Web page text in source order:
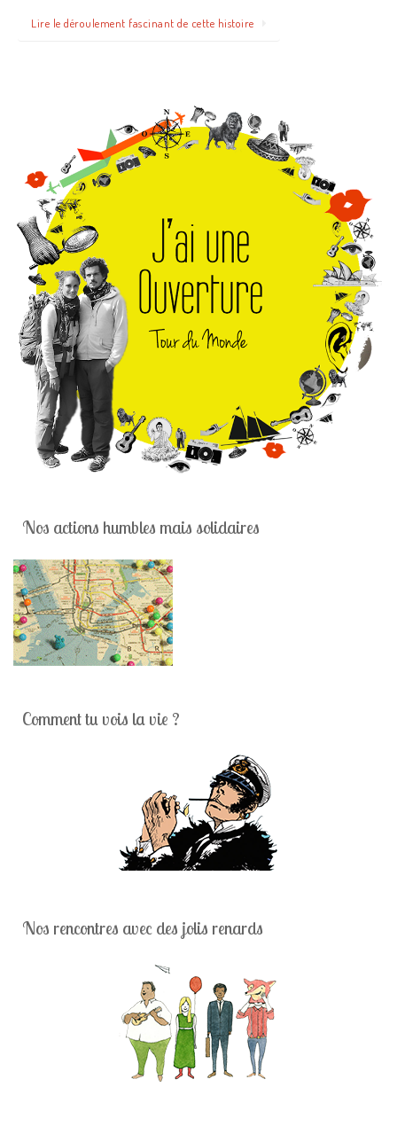
Lire le déroulement fascinant de cette histoire
Nos actions humbles mais solidaires
Comment tu vois la vie ?
Nos rencontres avec des jolis renards